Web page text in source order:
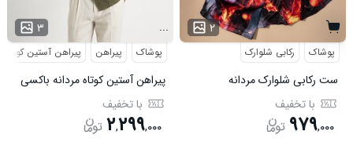
۳ ...
پوشاک پیراهن پیراهن آستین کوتاه
پیراهن آستین کوتاه مردانه باکسی
طرحدار لینن سبز مدل 50971
با تخفیف
۲,۲۹۹,۰۰۰
۲
پوشاک رکابی شلوارک
ست رکابی شلوارک مردانه
Lion_Black مدل 3997
با تخفیف
۹۷۹,۰۰۰